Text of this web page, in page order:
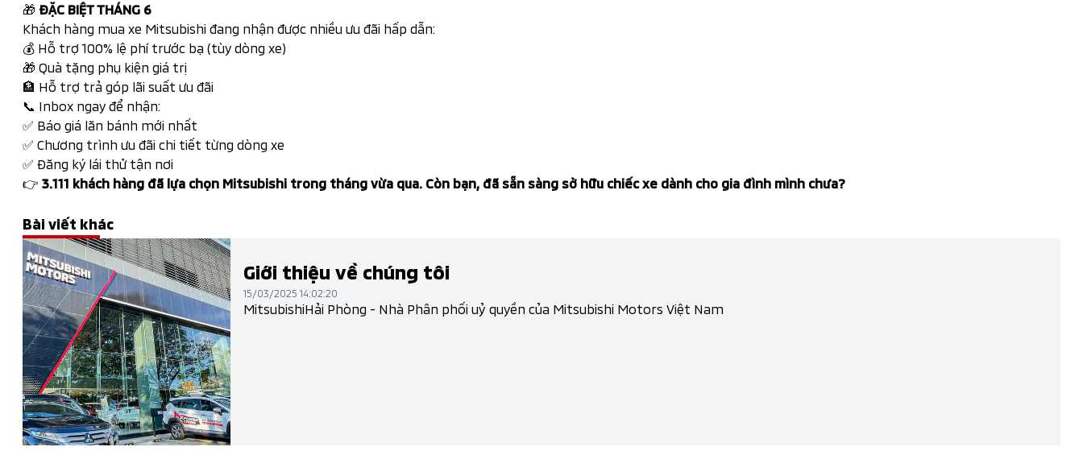
🎁 ĐẶC BIỆT THÁNG 6
Khách hàng mua xe Mitsubishi đang nhận được nhiều ưu đãi hấp dẫn:
💰 Hỗ trợ 100% lệ phí trước bạ (tùy dòng xe)
🎁 Quà tặng phụ kiện giá trị
🏦 Hỗ trợ trả góp lãi suất ưu đãi
📞 Inbox ngay để nhận:
✅ Báo giá lăn bánh mới nhất
✅ Chương trình ưu đãi chi tiết từng dòng xe
✅ Đăng ký lái thử tận nơi
👉 3.111 khách hàng đã lựa chọn Mitsubishi trong tháng vừa qua. Còn bạn, đã sẵn sàng sở hữu chiếc xe dành cho gia đình mình chưa?
Bài viết khác
Giới thiệu về chúng tôi
15/03/2025 14:02:20
MitsubishiHải Phòng - Nhà Phân phối uỷ quyền của Mitsubishi Motors Việt Nam